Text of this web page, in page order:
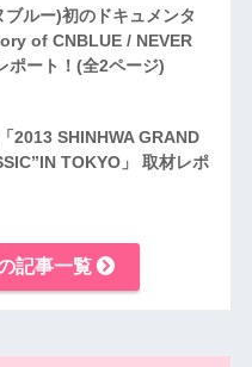
ルー)初のドキュメンタ
of CNBLUE / NEVER
ポート！(全2ページ)
2013 SHINHWA GRAND
TOKYO」 取材レポ
記事一覧